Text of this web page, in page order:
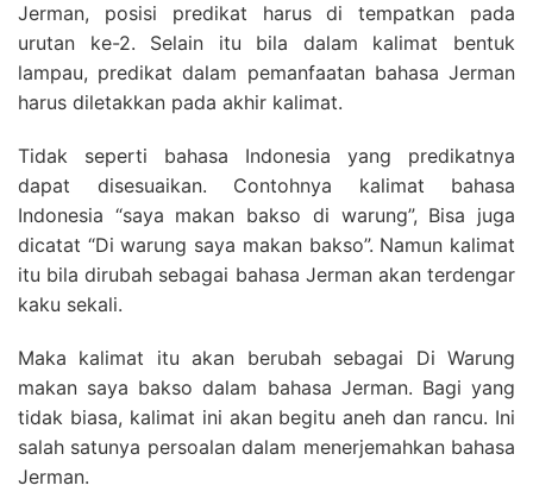
Jerman, posisi predikat harus di tempatkan pada
urutan ke-2. Selain itu bila dalam kalimat bentuk
lampau, predikat dalam pemanfaatan bahasa Jerman
harus diletakkan pada akhir kalimat.
Tidak seperti bahasa Indonesia yang predikatnya
dapat disesuaikan. Contohnya kalimat bahasa
Indonesia “saya makan bakso di warung”, Bisa juga
dicatat “Di warung saya makan bakso”. Namun kalimat
itu bila dirubah sebagai bahasa Jerman akan terdengar
kaku sekali.
Maka kalimat itu akan berubah sebagai Di Warung
makan saya bakso dalam bahasa Jerman. Bagi yang
tidak biasa, kalimat ini akan begitu aneh dan rancu. Ini
salah satunya persoalan dalam menerjemahkan bahasa
Jerman.